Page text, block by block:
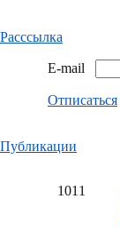
Расссылка
E-mail
Отписаться
Публикации
1011